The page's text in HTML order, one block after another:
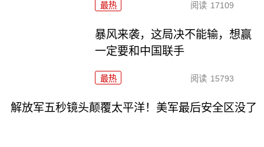
最热 阅读 17109
暴风来袭，这局决不能输，想赢
一定要和中国联手
最热 阅读 15793
解放军五秒镜头颠覆太平洋！美军最后安全区没了